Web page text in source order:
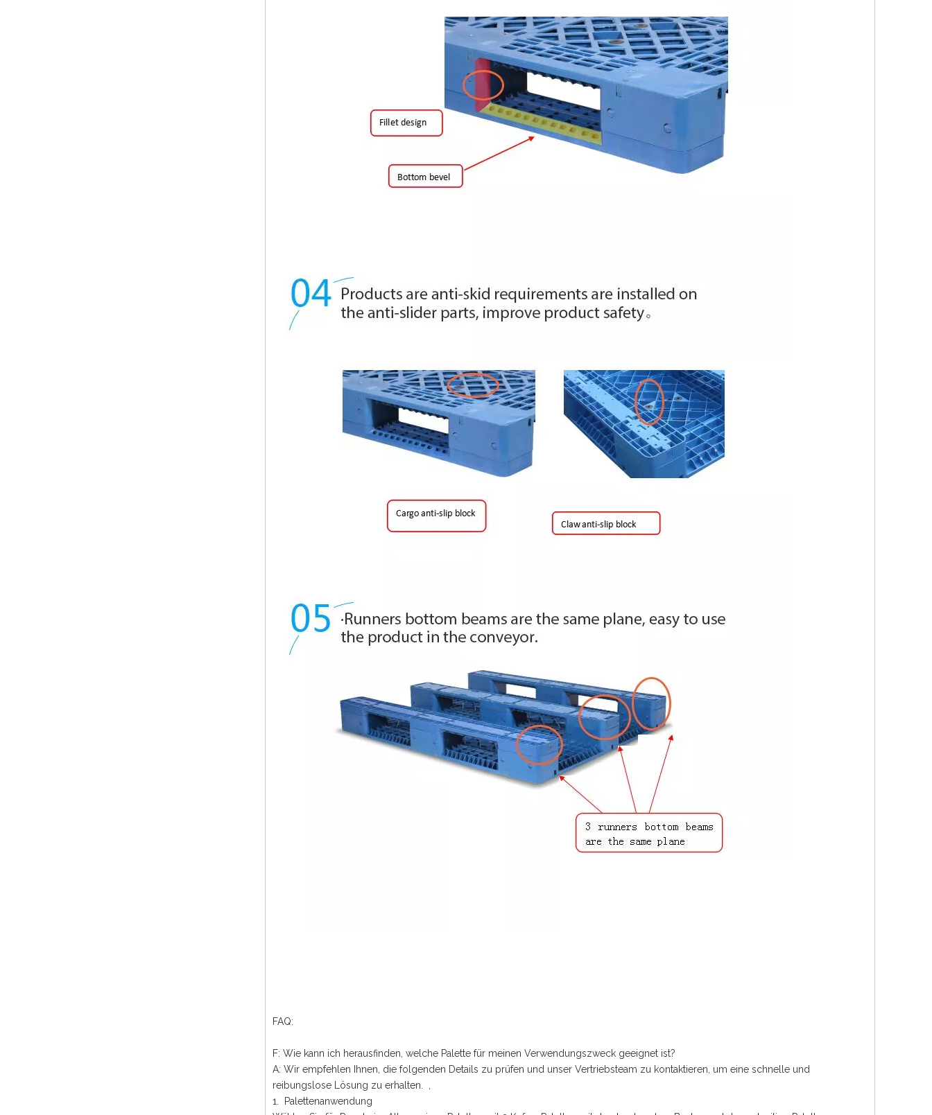
FAQ:
F: Wie kann ich herausfinden, welche Palette für meinen Verwendungszweck geeignet ist?
A: Wir empfehlen Ihnen, die folgenden Details zu prüfen und unser Vertriebsteam zu kontaktieren, um eine schnelle und
reibungslose Lösung zu erhalten. ,
1. Palettenanwendung